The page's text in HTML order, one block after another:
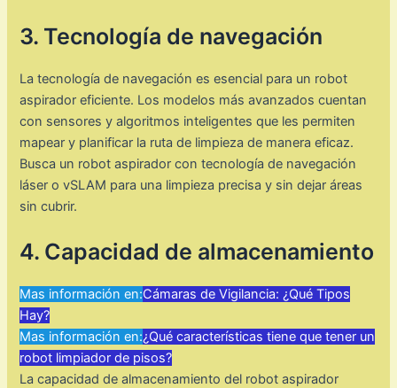
3. Tecnología de navegación
La tecnología de navegación es esencial para un robot
aspirador eficiente. Los modelos más avanzados cuentan
con sensores y algoritmos inteligentes que les permiten
mapear y planificar la ruta de limpieza de manera eficaz.
Busca un robot aspirador con tecnología de navegación
láser o vSLAM para una limpieza precisa y sin dejar áreas
sin cubrir.
4. Capacidad de almacenamiento
Mas información en:Cámaras de Vigilancia: ¿Qué Tipos
Hay?
Mas información en:¿Qué características tiene que tener un
robot limpiador de pisos?
La capacidad de almacenamiento del robot aspirador